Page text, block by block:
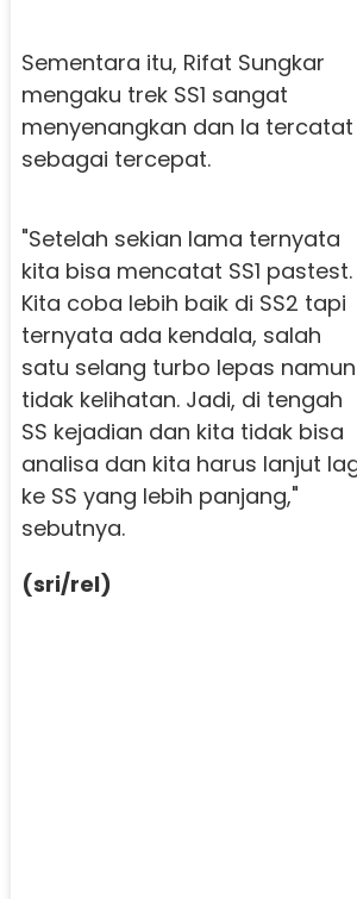
Sementara itu, Rifat Sungkar
mengaku trek SS1 sangat
menyenangkan dan Ia tercatat
sebagai tercepat.
"Setelah sekian lama ternyata
kita bisa mencatat SS1 pastest.
Kita coba lebih baik di SS2 tapi
ternyata ada kendala, salah
satu selang turbo lepas namun
tidak kelihatan. Jadi, di tengah
SS kejadian dan kita tidak bisa
analisa dan kita harus lanjut
ke SS yang lebih panjang,"
sebutnya.
(sri/rel)